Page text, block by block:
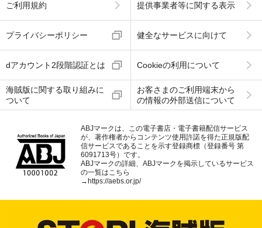
ご利用規約 提供事業者等に関する表示
プライバシーポリシー 健全なサービスに向けて
dアカウント2段階認証とは Cookieの利用について
海賊版に関する取り組みに
ついて
お客さまのご利用端末から
の情報の外部送信について
ABJマークは、この電子書店・電子書籍配信サービス
が、著作権者からコンテンツ使用許諾を得た正規版配
信サービスであることを示す登録商標（登録番号 第
6091713号）です。
ABJマークの詳細、ABJマークを掲示しているサービス
の一覧はこちら
→ https://aebs.or.jp/